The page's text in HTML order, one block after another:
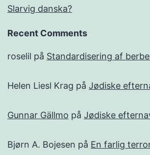
Slarvig danska?
Recent Comments
roselil på Standardisering af
Helen Liesl Krag på Jødiske
Gunnar Gällmo på Jødiske
Bjørn A. Bojesen på En farlig